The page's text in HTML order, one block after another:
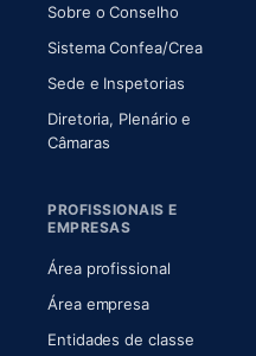
Sobre o Conselho(abre em
Sistema Confea/Crea(abre
Sede e Inspetorias
Diretoria, Plenário e
Câmaras(abre em nova aba)
PROFISSIONAIS E
EMPRESAS
Área profissional
Área empresa
Entidades de classe